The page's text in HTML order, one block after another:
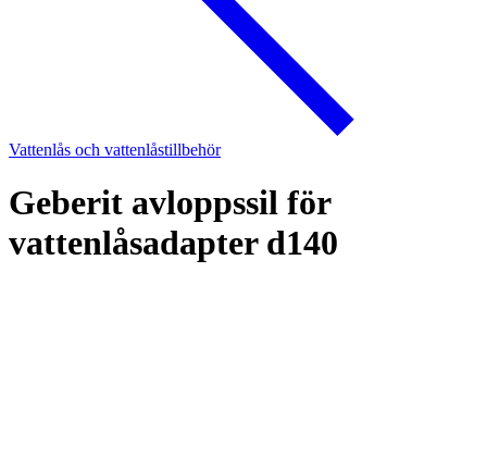
Vattenlås och vattenlåstillbehör
Geberit avloppssil för
vattenlåsadapter d140